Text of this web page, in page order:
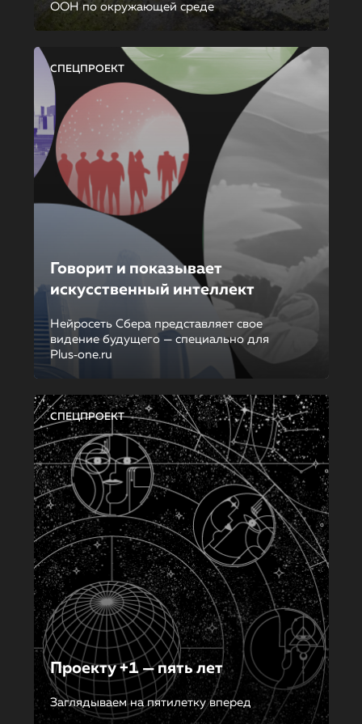
ООН по окружающей среде
СПЕЦПРОЕКТ
Говорит и показывает
искусственный интеллект
Нейросеть Сбера представляет свое
видение будущего — специально для
Plus‑one.ru
СПЕЦПРОЕКТ
Проекту +1 — пять лет
Заглядываем на пятилетку вперед